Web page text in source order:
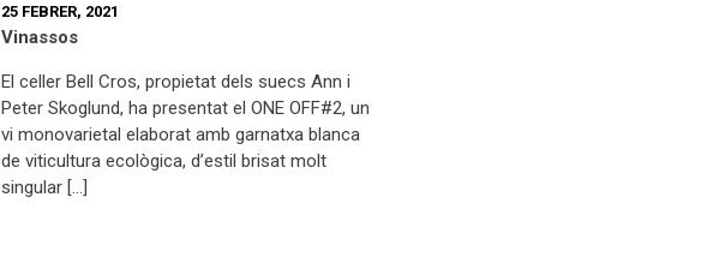
25 FEBRER, 2021
Vinassos
El celler Bell Cros, propietat dels suecs Ann i
Peter Skoglund, ha presentat el ONE OFF#2, un
vi monovarietal elaborat amb garnatxa blanca
de viticultura ecològica, d’estil brisat molt
singular […]